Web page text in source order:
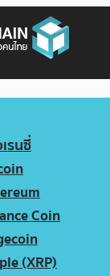
รนซี่
Coin
(XRP)